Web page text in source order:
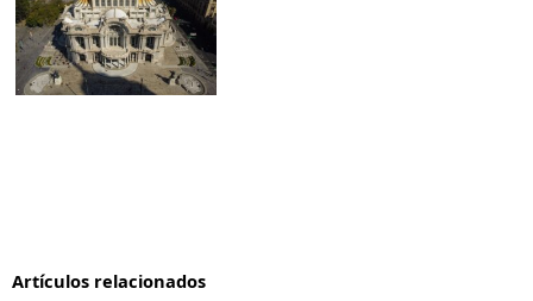
Artículos relacionados